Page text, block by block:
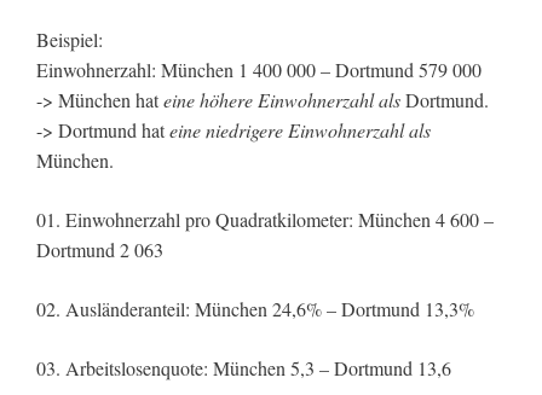
Beispiel:
Einwohnerzahl: München 1 400 000 – Dortmund 579 000
-> München hateine höhere Einwohnerzahl alsDortmund.
-> Dortmund hateine niedrigere Einwohnerzahl als
München.
01. Einwohnerzahl pro Quadratkilometer: München 4 600 –
Dortmund 2 063
02. Ausländeranteil: München 24,6% – Dortmund 13,3%
03. Arbeitslosenquote: München 5,3 – Dortmund 13,6